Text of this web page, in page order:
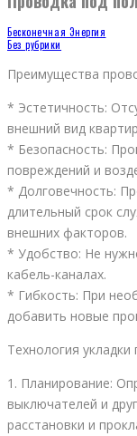
Бесконечная Энергия
Без рубрики
Преимущества
* Эстетичность:
внешний вид
* Безопасность:
повреждений и
* Долговечность:
длительный срок
внешних факторов.
* Удобство: Не
кабель-каналах.
* Гибкость: При
добавить новые
Технология
1. Планирование:
выключателей и
расстановки и